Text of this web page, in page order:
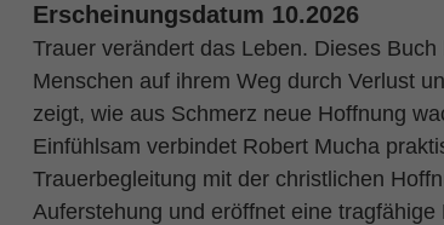
Erscheinungsdatum 10.2026
Trauer verändert das Leben. Dieses Buch
Menschen auf ihrem Weg durch Verlust
zeigt, wie aus Schmerz neue Hoffnung
Einfühlsam verbindet Robert Mucha
Trauerbegleitung mit der christlichen
Auferstehung und eröffnet eine tragfähige